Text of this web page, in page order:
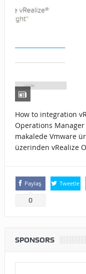
How to integration
Operations
makalede Vmware
üzerinden vRealize
Paylaş
0
Tweetle
SPONSORS